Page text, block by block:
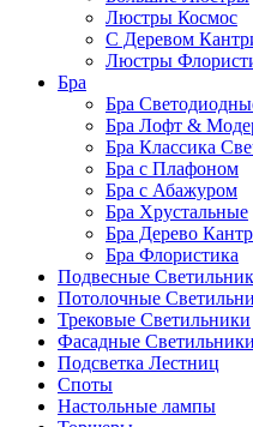
Люстры Космос
С Деревом
Люстры
Бра
Бра
Бра Лофт &
Бра Классика
Бра с Плафоном
Бра с Абажуром
Бра Хрустальные
Бра Дерево
Бра Флористика
Подвесные
Потолочные
Трековые Светильники
Фасадные Светильники
Подсветка Лестниц
Споты
Настольные лампы